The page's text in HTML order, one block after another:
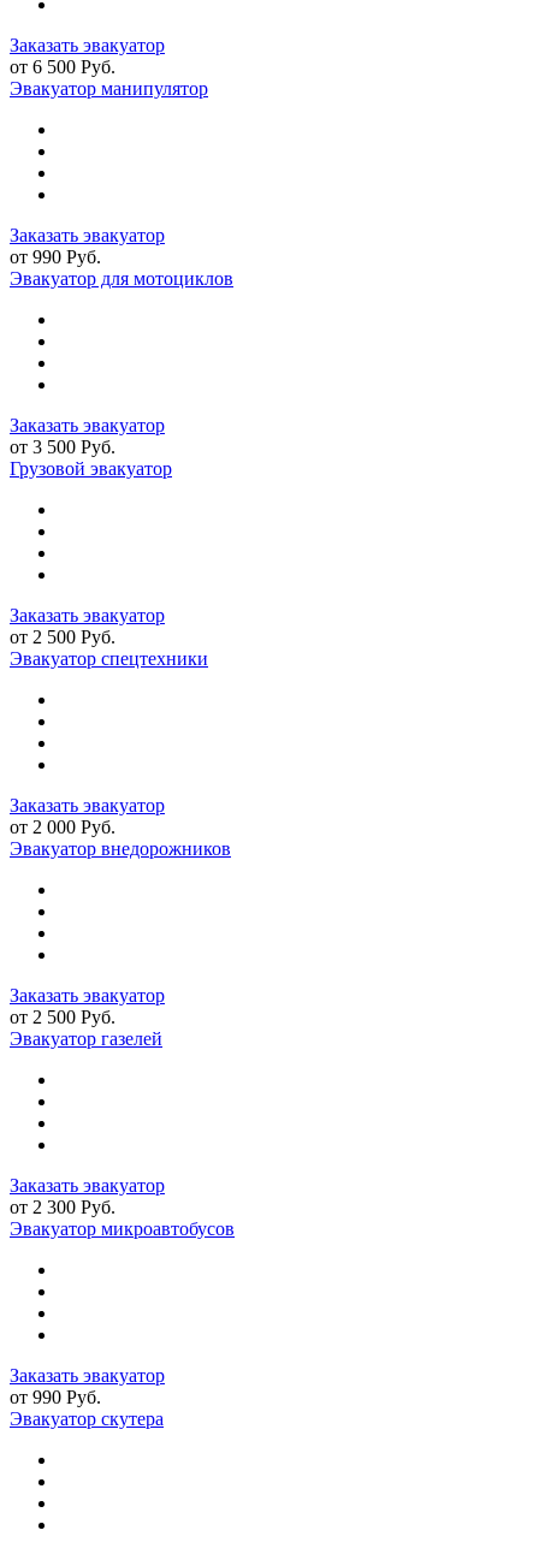
Заказать эвакуатор
от 6 500 Руб.
Эвакуатор манипулятор
Заказать эвакуатор
от 990 Руб.
Эвакуатор для мотоциклов
Заказать эвакуатор
от 3 500 Руб.
Грузовой эвакуатор
Заказать эвакуатор
от 2 500 Руб.
Эвакуатор спецтехники
Заказать эвакуатор
от 2 000 Руб.
Эвакуатор внедорожников
Заказать эвакуатор
от 2 500 Руб.
Эвакуатор газелей
Заказать эвакуатор
от 2 300 Руб.
Эвакуатор микроавтобусов
Заказать эвакуатор
от 990 Руб.
Эвакуатор скутера